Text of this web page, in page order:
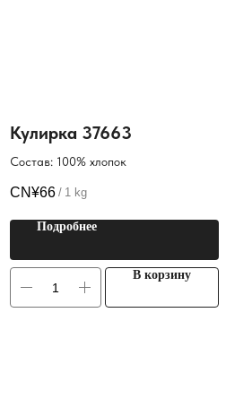
Кулирка 37663
Состав: 100% хлопок
CN¥66 / 1 kg
Подробнее
В корзину